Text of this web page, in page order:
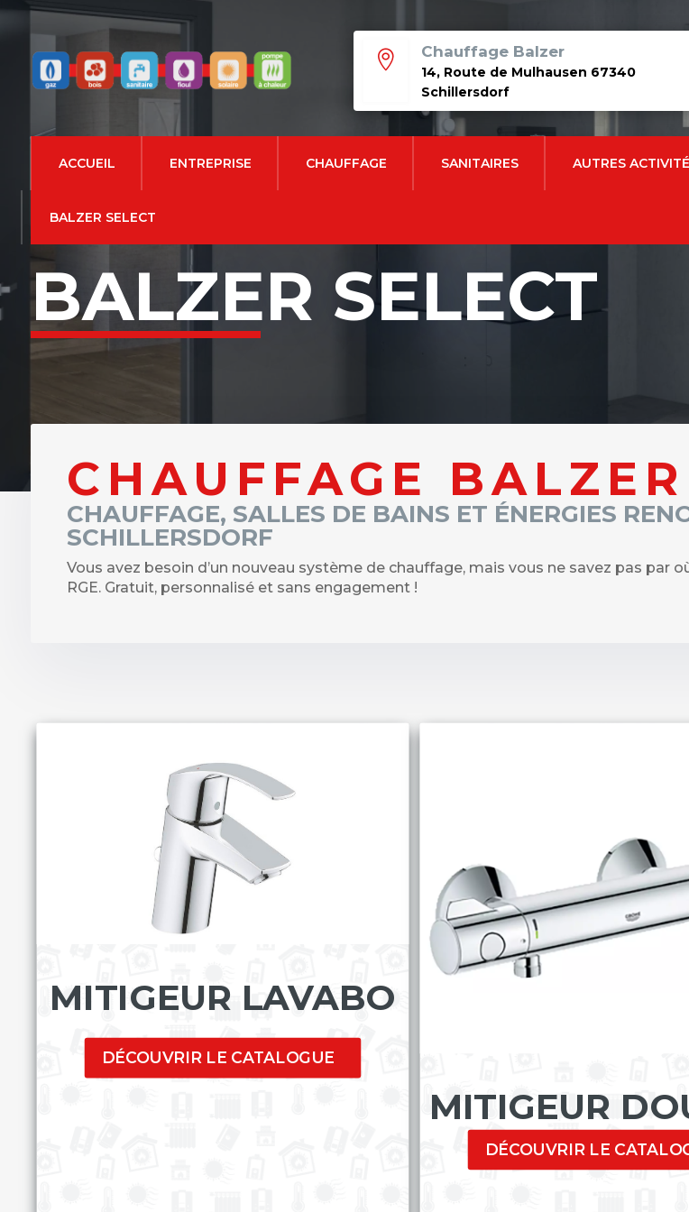
 Chauffage Balzer
14, Route de Mulhausen 67340
Schillersdorf
ACCUEIL ENTREPRISE CHAUFFAGE SANITAIRES AUTRES
BALZER SELECT
BALZER SELECT
CHAUFFAGE BALZER
CHAUFFAGE, SALLES DE BAINS ET ÉNERGIES
SCHILLERSDORF
Vous avez besoin d’un nouveau système de chauffage, mais vous ne savez pas par
RGE. Gratuit, personnalisé et sans engagement !
MITIGEUR LAVABO
DÉCOUVRIR LE CATALOGUE
MITIGEUR
DÉCOUVRIR LE